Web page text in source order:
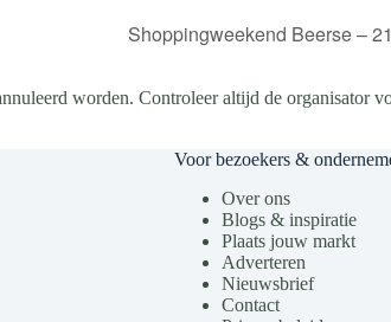
Shoppingweekend Beerse –
worden. Controleer altijd de organisator
Voor bezoekers &
Over ons
Blogs & inspiratie
Plaats jouw markt
Adverteren
Nieuwsbrief
Contact